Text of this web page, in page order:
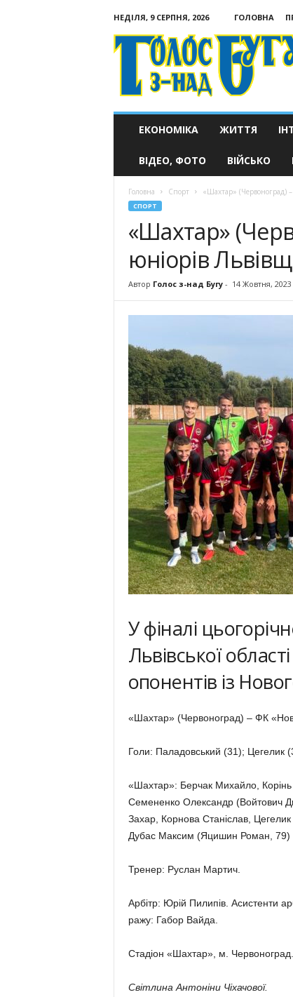
НЕДІЛЯ, 9 СЕРПНЯ, 2026 ГОЛОВНА
Голос
з-
ЕКОНОМІКА ЖИТТЯ
ВІДЕО, ФОТО ВІЙСЬКО
Головна Спорт «Шахтар» (Червоноград)
СПОРТ
«Шахтар»
юніорів
Автор Голос з-над Бугу- 14 Жовтня, 2023
У фіналі
Львівської
опо­нентів із
«Шахтар» (Червоноград) – ФК
Голи: Паладовський (31); Цегелик
«Шахтар»: Берчак Михайло,
Семе­ненко Олександр (Войтович
Захар, Корнова Станіслав,
Дубас Максим (Яцишин Роман, 79)
Тренер: Руслан Мартич.
Арбітр: Юрій Пилипів. Асистенти
ражу: Габор Вайда.
Стадіон «Шахтар», м. Червоноград.
Світлина Антоніни Чіхачової.